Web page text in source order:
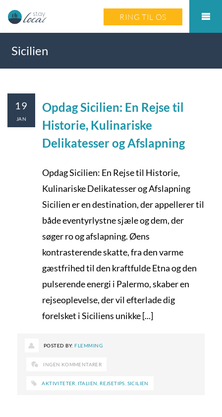
RING TIL OS
Sicilien
Opdag Sicilien: En Rejse til
Historie, Kulinariske
Delikatesser og Afslapning
Opdag Sicilien: En Rejse til Historie,
Kulinariske Delikatesser og Afslapning
Sicilien er en destination, der appellerer til
både eventyrlystne sjæle og dem, der
søger ro og afslapning. Øens
kontrasterende skatte, fra den varme
gæstfrihed til den kraftfulde Etna og den
pulserende energi i Palermo, skaber en
rejseoplevelse, der vil efterlade dig
forelsket i Siciliens unikke [...]
19
JAN
POSTED BY:FLEMMING
INGEN KOMMENTARER
AKTIVITETER ITALIEN REJSETIPS SICILIEN